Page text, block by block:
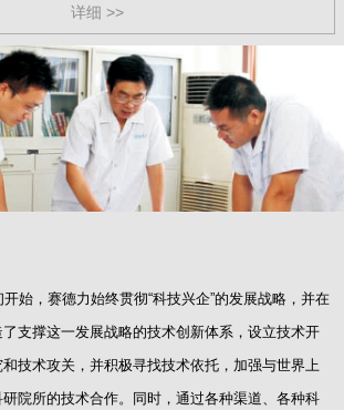
详细 >>
，赛德力始终贯彻“科技兴企”的发展战略，并在
支撑这一发展战略的技术创新体系，设立技术开
技术攻关，并积极寻找技术依托，加强与世界上
院所的技术合作。同时，通过各种渠道、各种科